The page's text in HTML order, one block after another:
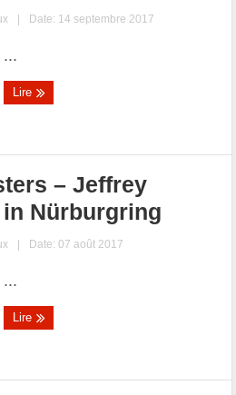
| Date: 14 septembre 2017
...
Lire
– Jeffrey
Nürburgring
| Date: 07 août 2017
...
Lire